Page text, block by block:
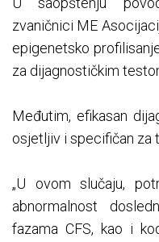
zvaničnici ME
epigenetsko
za dijagnostičkim
Međutim, efikasan
osjetljiv i specifičan za
„U ovom slučaju,
abnormalnost
fazama CFS, kao i